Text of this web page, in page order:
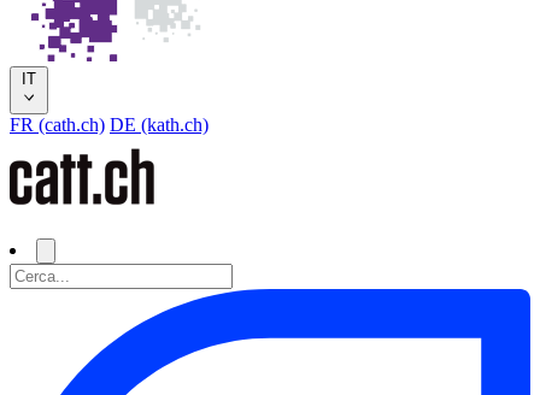
IT
FR (cath.ch) DE (kath.ch)